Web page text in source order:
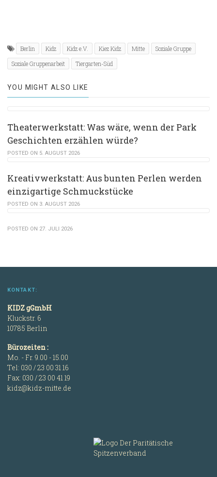
Berlin Kidz Kidz e.V. Kiez Kidz Mitte
Soziale Gruppe
Soziale Gruppenarbeit
Tiergarten-Süd
YOU MIGHT ALSO LIKE
Theaterwerkstatt: Was wäre, wenn der Park
Geschichten erzählen würde?
POSTED ON 5. AUGUST 2026
Kreativwerkstatt: Aus bunten Perlen werden
einzigartige Schmuckstücke
POSTED ON 3. AUGUST 2026
POSTED ON 27. JULI 2026
KONTAKT:
KIDZ gGmbH
Kluckstr. 6
10785 Berlin
Bürozeiten :
Mo. - Fr. 9.00 - 15.00
Tel: 030 / 23 00 31 16
Fax: 030 / 23 00 41 19
kidz@kidz-mitte.de